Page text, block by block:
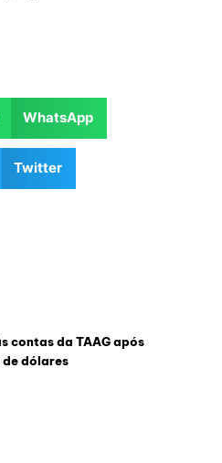
WhatsApp
Twitter
contas da TAAG após
de dólares